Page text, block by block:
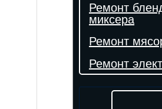
Ремонт
миксера
Ремонт
Ремонт